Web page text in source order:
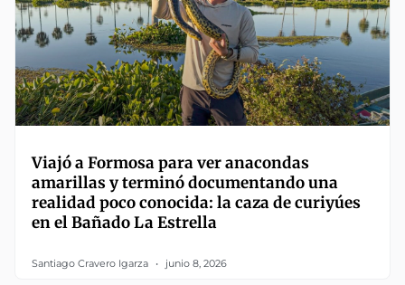
Viajó a Formosa para ver anacondas
amarillas y terminó documentando una
realidad poco conocida: la caza de curiyúes
en el Bañado La Estrella
Santiago Cravero Igarza junio 8, 2026